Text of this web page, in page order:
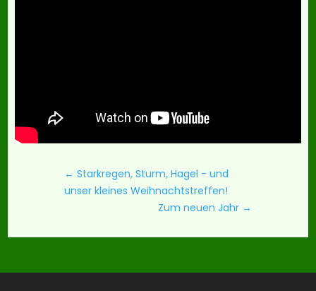
←Starkregen, Sturm, Hagel - und
unser kleines Weihnachtstreffen!
Zum neuen Jahr→